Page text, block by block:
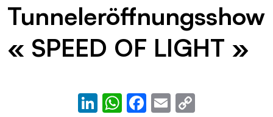
Tunneleröffnungsshow
« SPEED OF LIGHT »
LinkedIn
WhatsApp
Facebook
Email